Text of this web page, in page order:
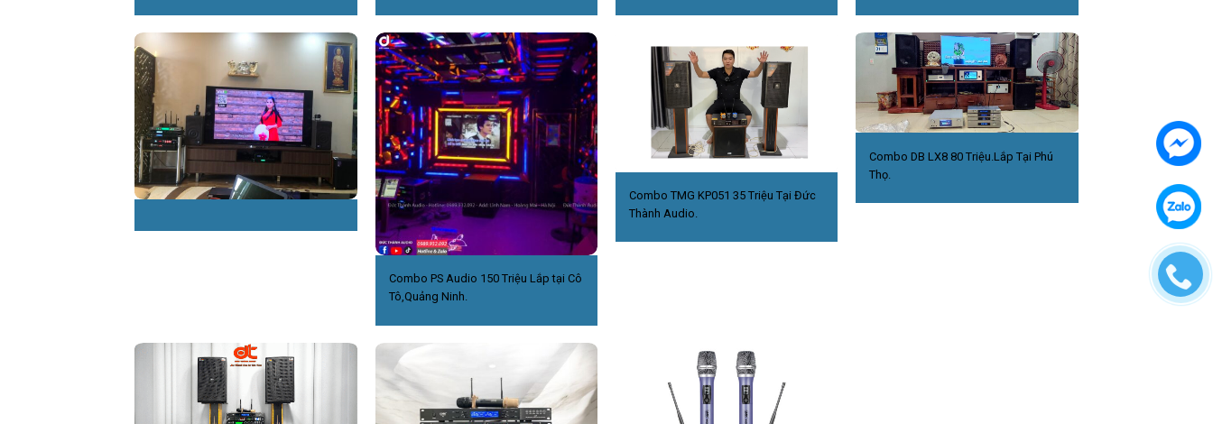
Combo PS Audio 150 Triệu Lắp tại Cô
Tô,Quảng Ninh.
Combo TMG KP051 35 Triệu Tại Đức
Thành Audio.
Combo DB LX8 80 Triệu.Lắp Tại Phú
Thọ.